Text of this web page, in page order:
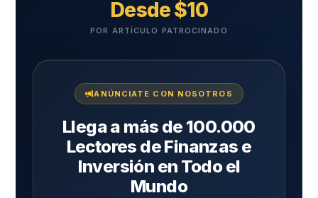
Desde $10
POR ARTÍCULO PATROCINADO
ANÚNCIATE CON NOSOTROS
Llega a más de 100.000
Lectores de Finanzas e
Inversión en Todo el
Mundo